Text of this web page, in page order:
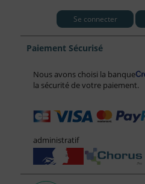
Se connecter
Paiement Sécurisé
Nous avons choisi la banque
la sécurité de votre paiement.
administratif